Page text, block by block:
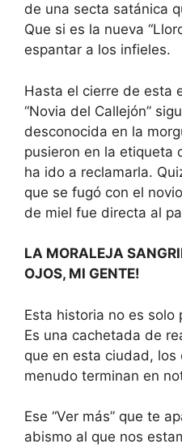
de una secta satánica
Que si es la nueva
espantar a los infieles.
Hasta el cierre de esta
“Novia del Callejón”
desconocida en la
pusieron en la etiqueta
ha ido a reclamarla.
que se fugó con el
de miel fue directa al
LA MORALEJA
OJOS, MI GENTE!
Esta historia no es solo
Es una cachetada de
que en esta ciudad,
menudo terminan en
Ese “Ver más” que te
abismo al que nos